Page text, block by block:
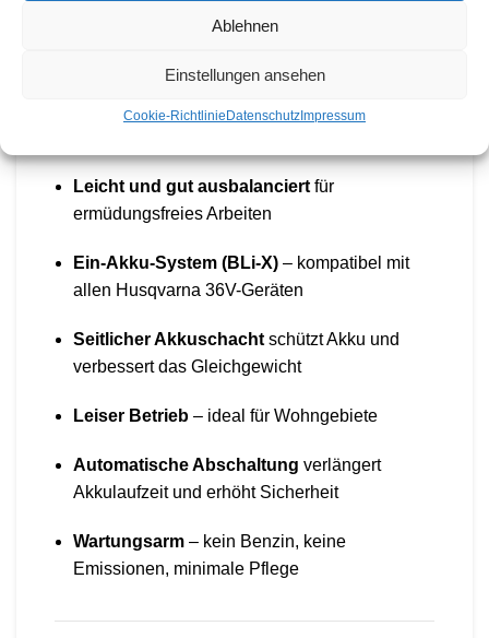
Ablehnen
Einstellungen ansehen
Cookie-Richtlinie Datenschutz Impressum
Tap’n’Go Trimmerkopf– Faden nachladen
Intuitives Bedienfeldmit einfacher
Leicht und gut ausbalanciert für
ermüdungsfreies Arbeiten
Ein-Akku-System (BLi-X) – kompatibel mit
allen Husqvarna 36V-Geräten
Seitlicher Akkuschacht schützt Akku und
verbessert das Gleichgewicht
Leiser Betrieb – ideal für Wohngebiete
Automatische Abschaltung verlängert
Akkulaufzeit und erhöht Sicherheit
Wartungsarm – kein Benzin, keine
Emissionen, minimale Pflege